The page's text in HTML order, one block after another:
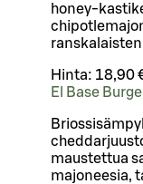
honey-
Hinta: 18,90
El Base
maustettua
majoneesia,